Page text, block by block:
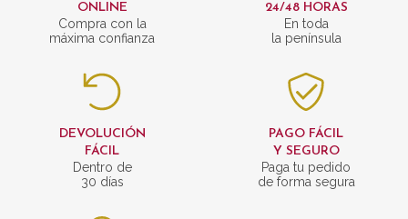
ONLINE
Compra con la
máxima confianza
24/48 HORAS
En toda
la península
DEVOLUCIÓN
FÁCIL
Dentro de
30 días
PAGO FÁCIL
Y SEGURO
Paga tu pedido
de forma segura